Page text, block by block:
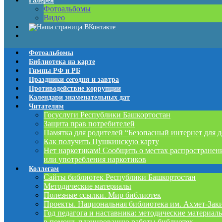
Фотоальбомы
Видео
Фотоальбомы
Библиотека на карте
Гимны РФ и РБ
Праздники сегодня и завтра
Противодействие коррупции
Календари знаменательных дат
Читателям
Госуслуги Республики Башкортостан
Защита прав потребителей
Памятка для родителей “Безопасный интернет для
Как получить Пушкинскую карту
Нет наркотикам! Сообщить о местах
или употребления наркотиков
Коллегам
Сайты библиотек Республики Башкортостан
Методические материалы
Полезные ссылки. Мир библиотек
Проекты. Национальная библиотека им. Ахмет-
Год педагога и наставника: методические